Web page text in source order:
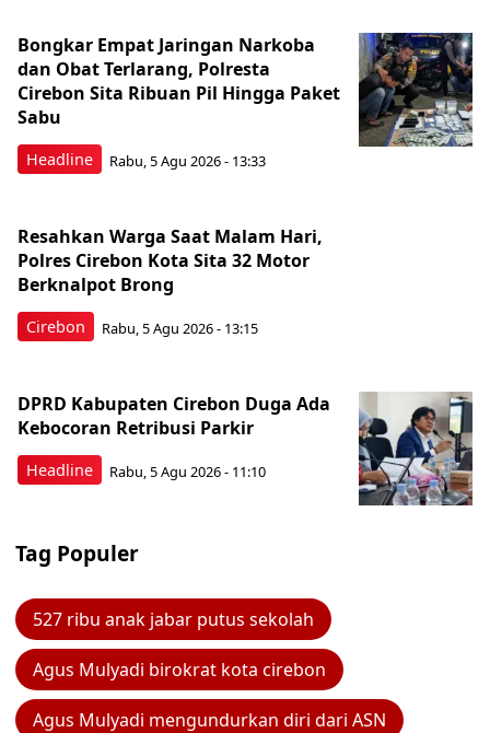
Headline
Bongkar Empat Jaringan Narkoba
dan Obat Terlarang, Polresta
Cirebon Sita Ribuan Pil Hingga Paket
Sabu
Rabu, 5 Agu 2026 - 13:33
Cirebon
Resahkan Warga Saat Malam Hari,
Polres Cirebon Kota Sita 32 Motor
Berknalpot Brong
Rabu, 5 Agu 2026 - 13:15
Headline
DPRD Kabupaten Cirebon Duga Ada
Kebocoran Retribusi Parkir
Rabu, 5 Agu 2026 - 11:10
Tag Populer
527 ribu anak jabar putus sekolah
Agus Mulyadi birokrat kota cirebon
Agus Mulyadi mengundurkan diri dari ASN